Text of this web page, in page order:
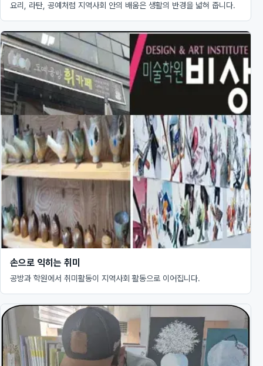
요리, 라탄, 공예처럼 지역사회 안의 배움은 생활의 반경을 넓혀 줍니다.
손으로 익히는 취미
공방과 학원에서 취미활동이 지역사회 활동으로 이어집니다.